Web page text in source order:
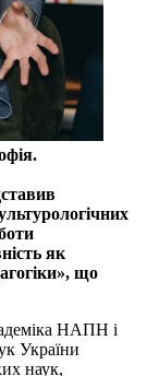
як
що
НАПН і
України
наук,